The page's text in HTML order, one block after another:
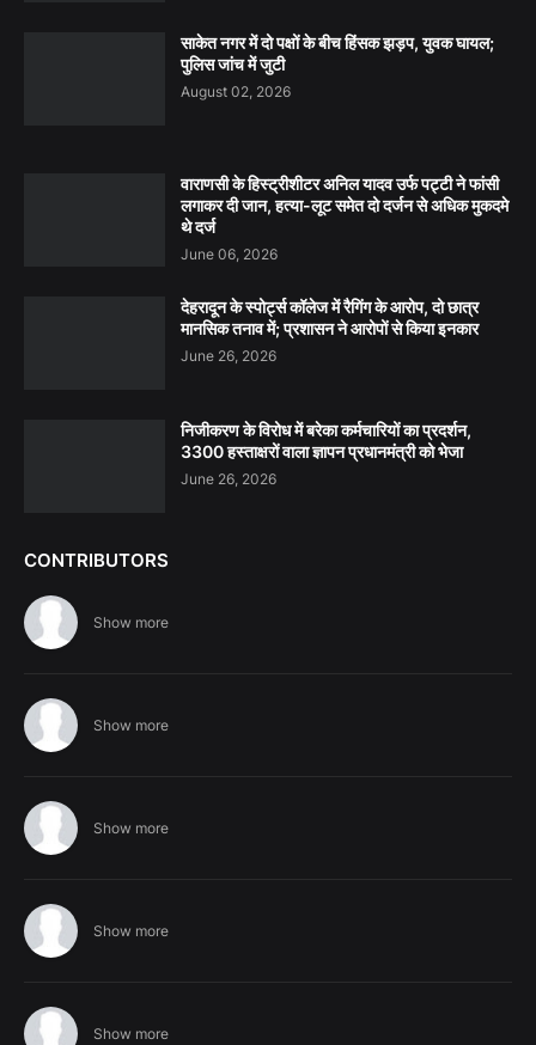
साकेत नगर में दो पक्षों के बीच हिंसक झड़प, युवक घायल;
पुलिस जांच में जुटी
August 02, 2026
वाराणसी के हिस्ट्रीशीटर अनिल यादव उर्फ पट्टी ने फांसी
लगाकर दी जान, हत्या-लूट समेत दो दर्जन से अधिक मुकदमे
थे दर्ज
June 06, 2026
देहरादून के स्पोर्ट्स कॉलेज में रैगिंग के आरोप, दो छात्र
मानसिक तनाव में; प्रशासन ने आरोपों से किया इनकार
June 26, 2026
निजीकरण के विरोध में बरेका कर्मचारियों का प्रदर्शन,
3300 हस्ताक्षरों वाला ज्ञापन प्रधानमंत्री को भेजा
June 26, 2026
CONTRIBUTORS
Show more
Show more
Show more
Show more
Show more